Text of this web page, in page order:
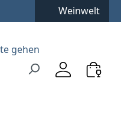
Weinwelt